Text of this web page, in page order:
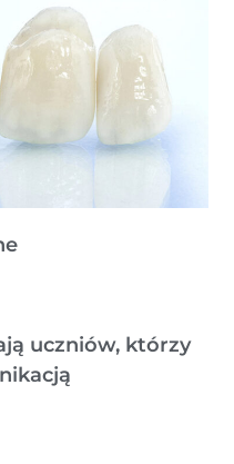
uczniów, którzy